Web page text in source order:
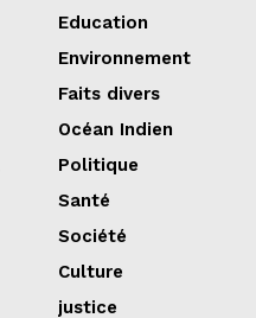
Education
Environnement
Faits divers
Océan Indien
Politique
Santé
Société
Culture
justice